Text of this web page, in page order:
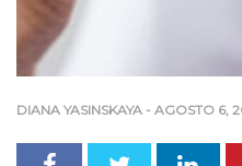
DIANA YASINSKAYA - AGOSTO 6,